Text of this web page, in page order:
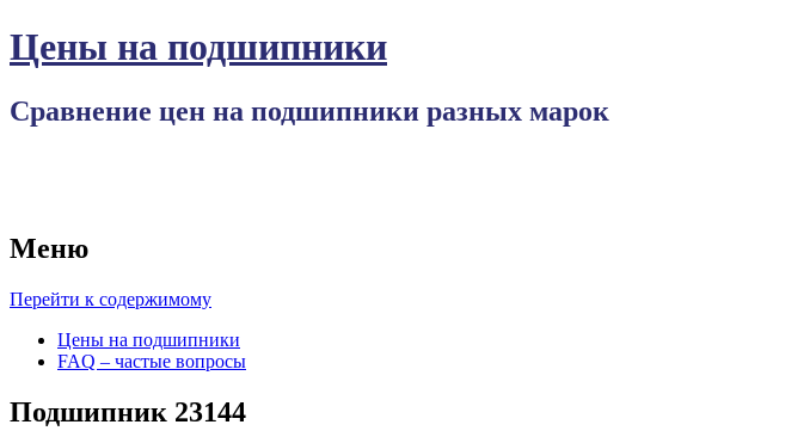
Цены на подшипники
Сравнение цен на подшипники разных марок
Меню
Перейти к содержимому
Цены на подшипники
FAQ – частые вопросы
Подшипник 23144